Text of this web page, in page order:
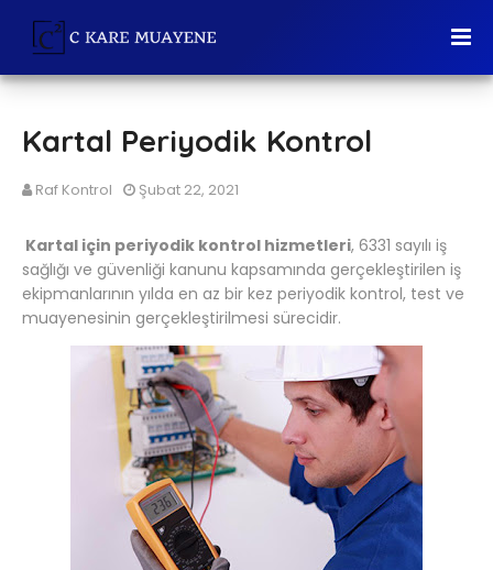
Kartal Periyodik Kontrol
Raf Kontrol Şubat 22, 2021
Kartal için periyodik kontrol hizmetleri, 6331 sayılı iş
sağlığı ve güvenliği kanunu kapsamında gerçekleştirilen iş
ekipmanlarının yılda en az bir kez periyodik kontrol, test ve
muayenesinin gerçekleştirilmesi sürecidir.